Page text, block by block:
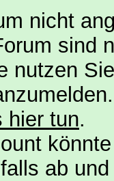
nicht
sind
nutzen
hier tun.
ab